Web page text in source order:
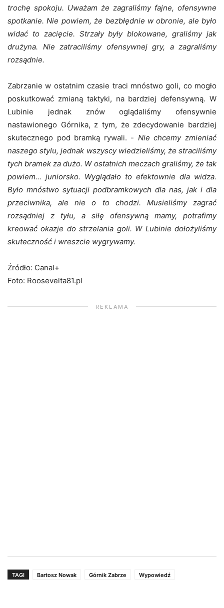
trochę spokoju. Uważam że zagraliśmy fajne, ofensywne
spotkanie. Nie powiem, że bezbłędnie w obronie, ale było
widać to zacięcie. Strzały były blokowane, graliśmy jak
drużyna. Nie zatraciliśmy ofensywnej gry, a zagraliśmy
rozsądnie.
Zabrzanie w ostatnim czasie traci mnóstwo goli, co mogło
poskutkować zmianą taktyki, na bardziej defensywną. W
Lubinie jednak znów oglądaliśmy ofensywnie
nastawionego Górnika, z tym, że zdecydowanie bardziej
skutecznego pod bramką rywali. - Nie chcemy zmieniać
naszego stylu, jednak wszyscy wiedzieliśmy, że straciliśmy
tych bramek za dużo. W ostatnich meczach graliśmy, że tak
powiem... juniorsko. Wyglądało to efektownie dla widza.
Było mnóstwo sytuacji podbramkowych dla nas, jak i dla
przeciwnika, ale nie o to chodzi. Musieliśmy zagrać
rozsądniej z tyłu, a siłę ofensywną mamy, potrafimy
kreować okazje do strzelania goli. W Lubinie dołożyliśmy
skuteczność i wreszcie wygrywamy.
Źródło: Canal+
Foto: Roosevelta81.pl
REKLAMA
TAGI Bartosz Nowak Górnik Zabrze Wypowiedź